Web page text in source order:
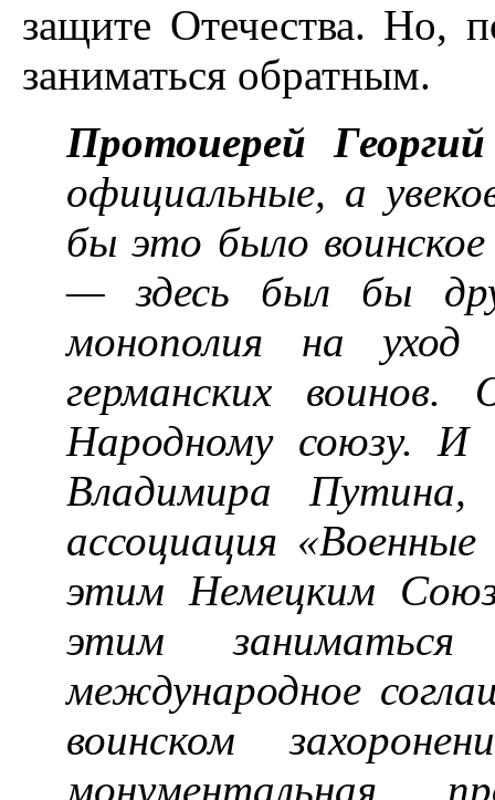
защите Отечества. Но,
заниматься обратным.
Протоиерей
официальные, а
бы это было воинское
— здесь был бы
монополия на уход
германских
Народному союзу. И
Владимира
ассоциация
этим Немецким
этим
международное
воинском
монументальная